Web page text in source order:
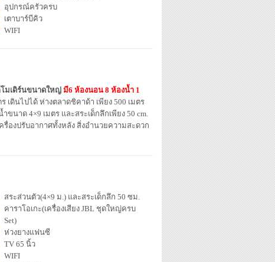
อุปกรณ์ครัวครบ
เตาบาร์บีคิว
WIFI
มเดิร์นขนาดใหญ่ มี6 ห้องนอน 8 ห้องน้ำ 1
ร เดินไปได้ ห่างตลาดชิคาด้า เพียง 500 เมตร
นาด 4×9 เมตร และสระเด็กลึกเพียง 50 cm.
รื่องปรับอากาศทั้งหลัง สิ่งอำนวยความสะดวก
สระส่วนตัว(4×9 ม.) และสระเด็กลึก 50 ซม.
คาราโอเกะ(เครื่องเสียง JBL ชุดใหญ่ครบ
Set)
ห่วงยางแฟนซี
TV 65 นิ้ว
WIFI